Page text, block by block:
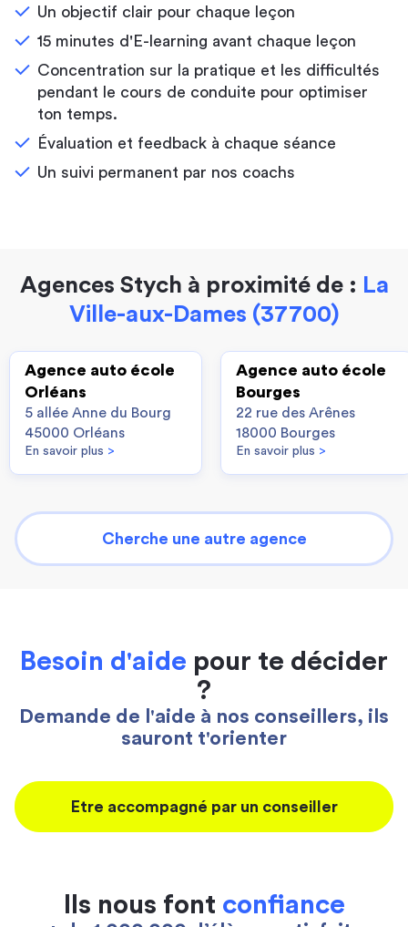
Un objectif clair pour chaque leçon
15 minutes d'E-learning avant chaque leçon
Concentration sur la pratique et les difficultés
pendant le cours de conduite pour optimiser
ton temps.
Évaluation et feedback à chaque séance
Un suivi permanent par nos coachs
Agences Stych à proximité de : La
Ville-aux-Dames (37700)
Agence auto école
Orléans
5 allée Anne du Bourg
45000 Orléans
En savoir plus >
Agence auto école
Bourges
22 rue des Arênes
18000 Bourges
En savoir plus >
Cherche une autre agence
Besoin d'aide pour te décider
?
Demande de l'aide à nos conseillers, ils
sauront t'orienter
Etre accompagné par un conseiller
Ils nous font confiance